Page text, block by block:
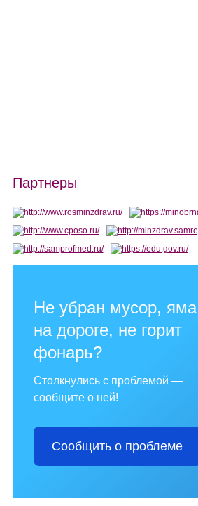
Партнеры
Не убран мусор, яма
на дороге, не горит
фонарь?
Столкнулись с проблемой —
сообщите о ней!
Сообщить о проблеме